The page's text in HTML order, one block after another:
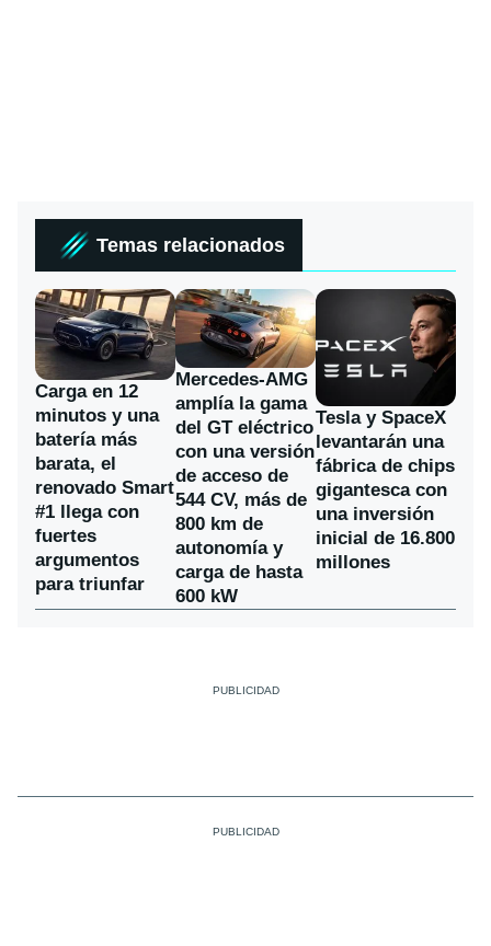
Temas relacionados
Carga en 12
minutos y una
batería más
barata, el
renovado Smart
#1 llega con
fuertes
argumentos
para triunfar
Mercedes-AMG
amplía la gama
del GT eléctrico
con una versión
de acceso de
544 CV, más de
800 km de
autonomía y
carga de hasta
600 kW
Tesla y SpaceX
levantarán una
fábrica de chips
gigantesca con
una inversión
inicial de 16.800
millones